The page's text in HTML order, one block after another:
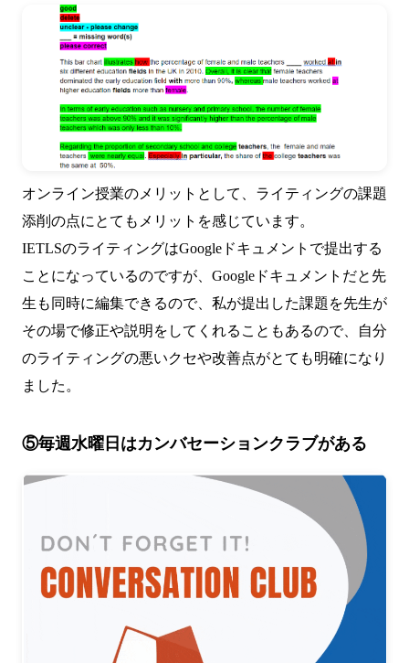
オンライン授業のメリットとして、ライティングの課題
添削の点にとてもメリットを感じています。
IETLSのライティングはGoogleドキュメントで提出する
ことになっているのですが、Googleドキュメントだと先
生も同時に編集できるので、私が提出した課題を先生が
その場で修正や説明をしてくれることもあるので、自分
のライティングの悪いクセや改善点がとても明確になり
ました。
⑤毎週水曜日はカンバセーションクラブがある